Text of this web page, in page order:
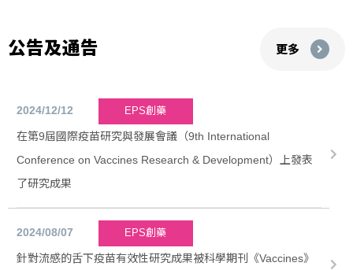
公告及通告 更多
2024/12/12 EPS創藥
在第9屆國際疫苗研究與發展會議（9th International
Conference on Vaccines Research & Development）上發表
了研究成果
2024/08/07 EPS創藥
針對流感的舌下疫苗有效性研究成果被科學期刊《Vaccines》